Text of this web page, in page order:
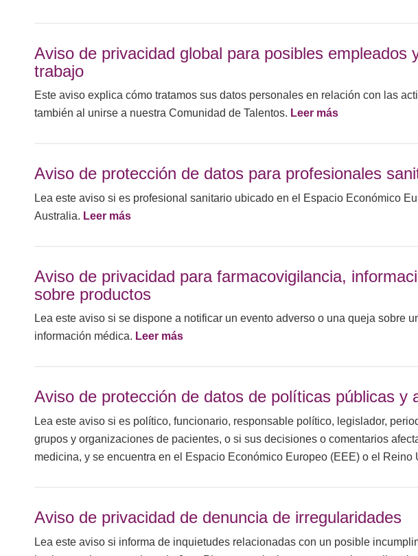
Aviso de privacidad global para posibles empleados
trabajo
Este aviso explica cómo tratamos sus datos personales en relación con las
también al unirse a nuestra Comunidad de Talentos. Leer más
Aviso de protección de datos para profesionales
Lea este aviso si es profesional sanitario ubicado en el Espacio Económico
Australia. Leer más
Aviso de privacidad para farmacovigilancia,
sobre productos
Lea este aviso si se dispone a notificar un evento adverso o una queja sobre
información médica. Leer más
Aviso de protección de datos de políticas públicas y
Lea este aviso si es político, funcionario, responsable político, legislador,
grupos y organizaciones de pacientes, o si sus decisiones o comentarios
medicina, y se encuentra en el Espacio Económico Europeo (EEE) o el Reino
Aviso de privacidad de denuncia de irregularidades
Lea este aviso si informa de inquietudes relacionadas con un posible